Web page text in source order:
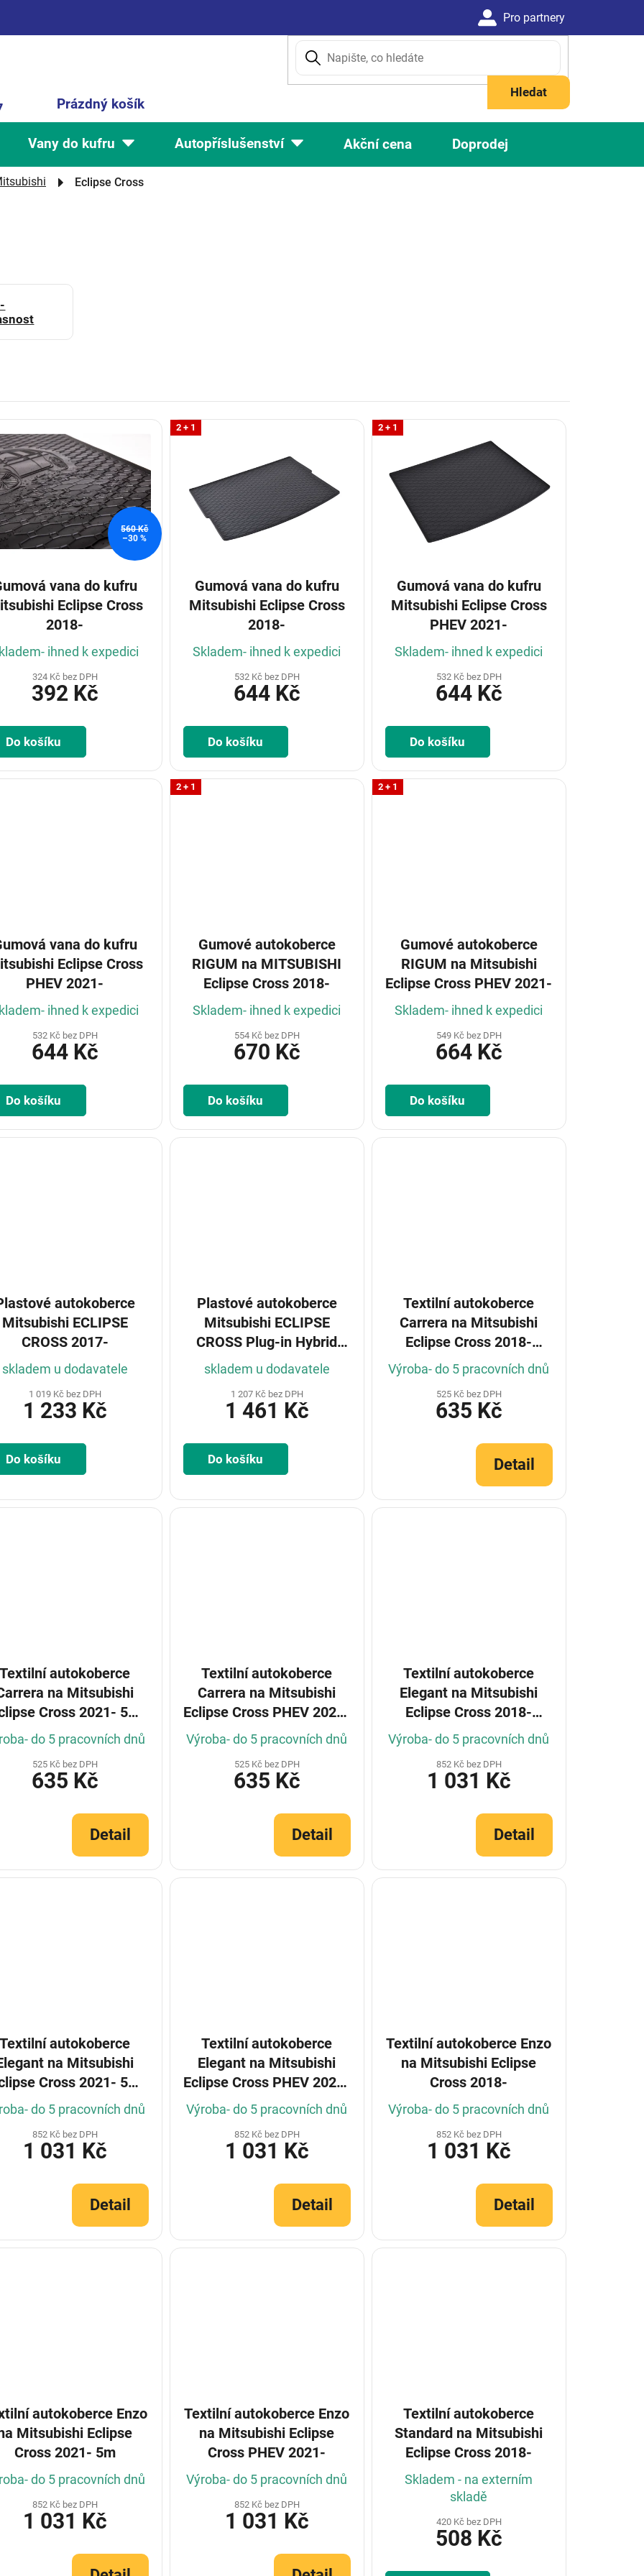
Hledat
Nákupní
košík
Prázdný košík
Vany do kufru Autopříslušenství Akční cena Doprodej
Eclipse Cross
560 Kč
–30 %
vana do kufru
Eclipse Cross
2018-
ihned k expedici
324 Kč bez DPH
392 Kč
Do košíku
2 + 1
Gumová vana do kufru
Mitsubishi Eclipse Cross
2018-
Skladem- ihned k expedici
532 Kč bez DPH
644 Kč
Do košíku
2 + 1
Gumová vana do kufru
Mitsubishi Eclipse Cross
PHEV 2021-
Skladem- ihned k expedici
532 Kč bez DPH
644 Kč
Do košíku
vana do kufru
Eclipse Cross
PHEV 2021-
ihned k expedici
532 Kč bez DPH
644 Kč
Do košíku
2 + 1
Gumové autokoberce
RIGUM na MITSUBISHI
Eclipse Cross 2018-
Skladem- ihned k expedici
554 Kč bez DPH
670 Kč
Do košíku
2 + 1
Gumové autokoberce
RIGUM na Mitsubishi
Eclipse Cross PHEV 2021-
Skladem- ihned k expedici
549 Kč bez DPH
664 Kč
Do košíku
autokoberce
Mitsubishi ECLIPSE
CROSS 2017-
skladem u dodavatele
1 019 Kč bez DPH
1 233 Kč
Do košíku
Plastové autokoberce
Mitsubishi ECLIPSE
CROSS Plug-in Hybrid
2021-
skladem u dodavatele
1 207 Kč bez DPH
1 461 Kč
Do košíku
Textilní autokoberce
Carrera na Mitsubishi
Eclipse Cross 2018-
(Konfigurátor)
Výroba- do 5 pracovních dnů
525 Kč bez DPH
635 Kč
Detail
Textilní autokoberce
na Mitsubishi
Cross 2021- 5m
(Konfigurátor)
do 5 pracovních dnů
525 Kč bez DPH
635 Kč
Detail
Textilní autokoberce
Carrera na Mitsubishi
Eclipse Cross PHEV 2021-
(Konfigurátor)
Výroba- do 5 pracovních dnů
525 Kč bez DPH
635 Kč
Detail
Textilní autokoberce
Elegant na Mitsubishi
Eclipse Cross 2018-
(Konfigurátor)
Výroba- do 5 pracovních dnů
852 Kč bez DPH
1 031 Kč
Detail
Textilní autokoberce
na Mitsubishi
Cross 2021- 5m
(Konfigurátor)
do 5 pracovních dnů
852 Kč bez DPH
1 031 Kč
Detail
Textilní autokoberce
Elegant na Mitsubishi
Eclipse Cross PHEV 2021-
(Konfigurátor)
Výroba- do 5 pracovních dnů
852 Kč bez DPH
1 031 Kč
Detail
Textilní autokoberce Enzo
na Mitsubishi Eclipse
Cross 2018-
Výroba- do 5 pracovních dnů
852 Kč bez DPH
1 031 Kč
Detail
autokoberce Enzo
Mitsubishi Eclipse
Cross 2021- 5m
do 5 pracovních dnů
852 Kč bez DPH
1 031 Kč
Textilní autokoberce Enzo
na Mitsubishi Eclipse
Cross PHEV 2021-
Výroba- do 5 pracovních dnů
852 Kč bez DPH
1 031 Kč
Textilní autokoberce
Standard na Mitsubishi
Eclipse Cross 2018-
Skladem - na externím
skladě
420 Kč bez DPH
508 Kč